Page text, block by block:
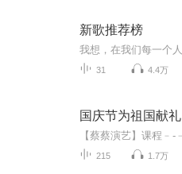
新歌推荐榜
31 4.4万
国庆节为祖国献礼
215 1.7万